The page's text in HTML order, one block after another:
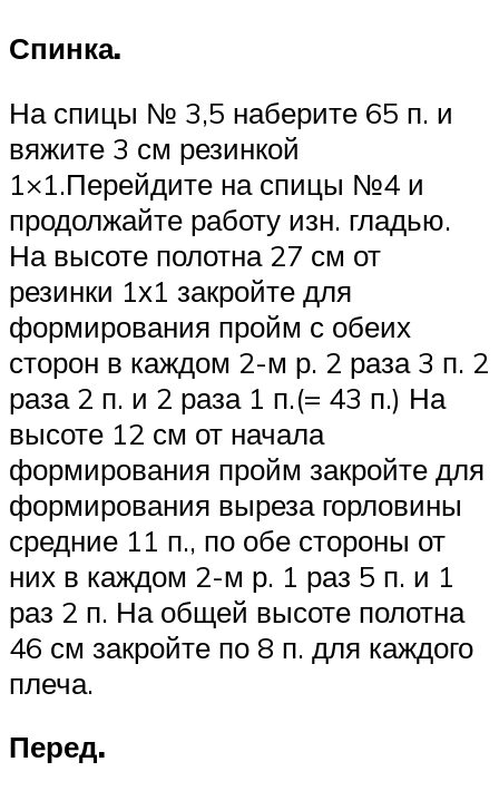
Спинка.
На спицы № 3,5 наберите 65 п. и
вяжите 3 см резинкой
1×1.Перейдите на спицы №4 и
продолжайте работу изн. гладью.
На высоте полотна 27 см от
резинки 1х1 закройте для
формирования пройм с обеих
сторон в каждом 2-м р. 2 раза 3 п. 2
раза 2 п. и 2 раза 1 п.(= 43 п.) На
высоте 12 см от начала
формирования пройм закройте для
формирования выреза горловины
средние 11 п., по обе стороны от
них в каждом 2-м р. 1 раз 5 п. и 1
раз 2 п. На общей высоте полотна
46 см закройте по 8 п. для каждого
плеча.
Перед.